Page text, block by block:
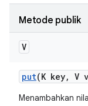
Metode publik
V
put(K key, V
Menambahkan